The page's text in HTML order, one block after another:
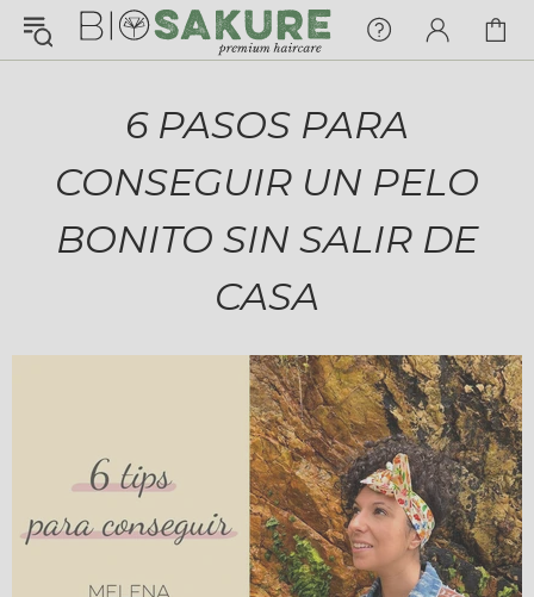
¡Konnichiwa!
FAQs View All
Envío y Seguimiento
6 PASOS PARA
CONSEGUIR UN PELO
BONITO SIN SALIR DE
CASA